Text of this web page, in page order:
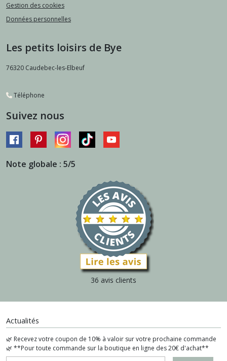
Gestion des cookies
Données personnelles
Les petits loisirs de Bye
76320 Caudebec-les-Elbeuf
Téléphone
Suivez nous
Note globale : 5/5
36 avis clients
Actualités
🌿 Recevez votre coupon de 10% à valoir sur votre prochaine commande
🌿 **Pour toute commande sur la boutique en ligne des 20€ d'achat**